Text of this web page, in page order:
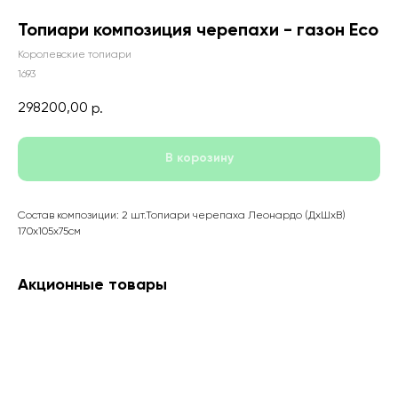
Топиари композиция черепахи - газон Eco
Королевские топиари
1693
298200,00 р.
В корозину
Состав композиции: 2 шт.Топиари черепаха Леонардо (ДхШхВ)
170x105x75см
Акционные товары